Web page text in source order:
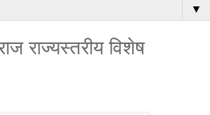
▼
राज्यस्तरीय विशेष